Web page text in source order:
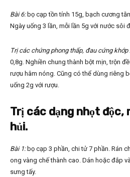
Bài 6:bọ cạp tồn tính 15g, bạch cương
Ngày uống 3 lần, mỗi lần 5g với nước sôi
Trị các chứng phong thấp, đau cứng khớp
0,8g. Nghiền chung thành bột mịn, trộn
rượu hâm nóng. Cũng có thể dùng riêng
uống 2g với rượu.
Trị các dạng nhọt độc,
hủi.
Bài 1:bọ cạp 3 phần, chi tử 7 phần. Rán
ong vàng chế thành cao. Dán hoặc đắp
sưng tấy.